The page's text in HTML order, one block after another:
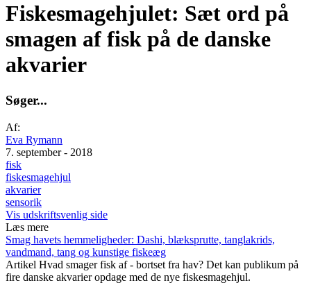
Fiskesmagehjulet: Sæt ord på
smagen af fisk på de danske
akvarier
Søger...
Af:
Eva Rymann
7. september - 2018
fisk
fiskesmagehjul
akvarier
sensorik
Vis udskriftsvenlig side
Læs mere
Smag havets hemmeligheder: Dashi, blæksprutte, tanglakrids,
vandmand, tang og kunstige fiskeæg
Artikel Hvad smager fisk af - bortset fra hav? Det kan publikum på
fire danske akvarier opdage med de nye fiskesmagehjul.